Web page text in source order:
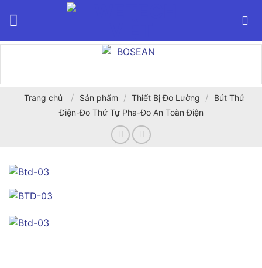
Trang chủ / Sản phẩm / Thiết Bị Đo Lường /
Bút Thử
Điện-Đo Thứ Tự Pha-Đo An Toàn Điện